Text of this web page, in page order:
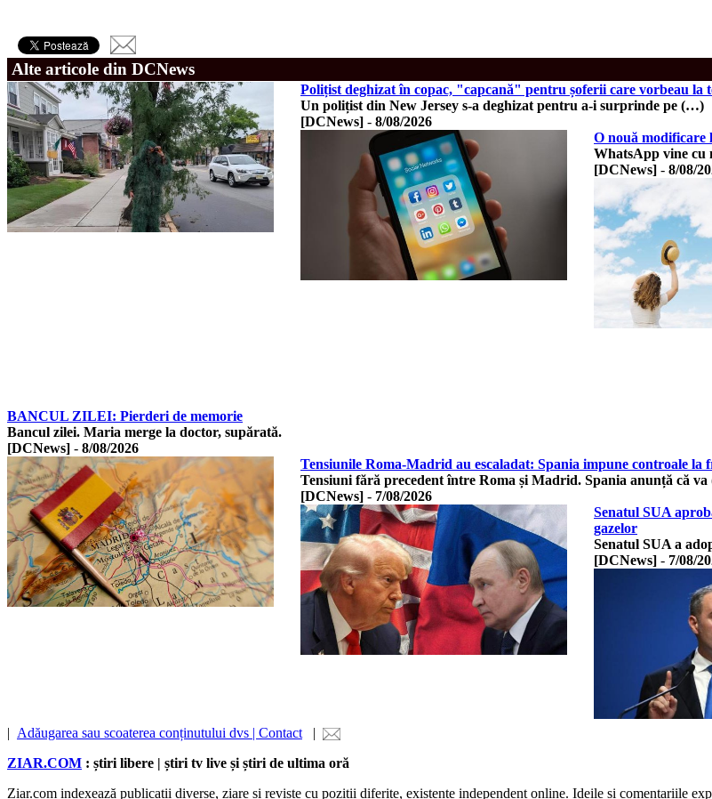
Alte articole din DCNews
Polițist deghizat în copac, "capcană" pentru șoferii care vorbeau la
Un polițist din New Jersey s-a deghizat pentru a-i surprinde pe (…)
[DCNews] - 8/08/2026
O nouă modificare
WhatsApp vine
[DCNews] - 8/08/
BANCUL ZILEI: Pierderi de memorie
Bancul zilei. Maria merge la doctor, supărată.
[DCNews] - 8/08/2026
Tensiunile Roma-Madrid au escaladat: Spania impune controale
Tensiuni fără precedent între Roma și Madrid. Spania anunță că
[DCNews] - 7/08/2026
Senatul SUA
gazelor
Senatul SUA a
[DCNews] - 7/08/
| Adăugarea sau scoaterea conținutului dvs | Contact |
ZIAR.COM : știri libere | știri tv live și știri de ultima oră
Ziar.com indexează publicații diverse, ziare și reviste cu poziții diferite, existente independent online. Ideile și comentariile